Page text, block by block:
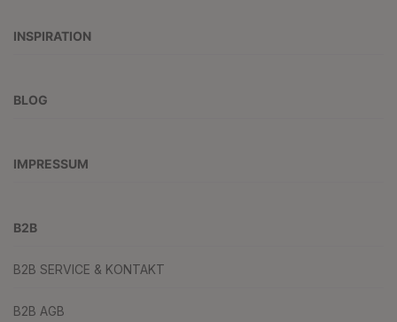
INSPIRATION
BLOG
IMPRESSUM
B2B
B2B SERVICE & KONTAKT
B2B AGB